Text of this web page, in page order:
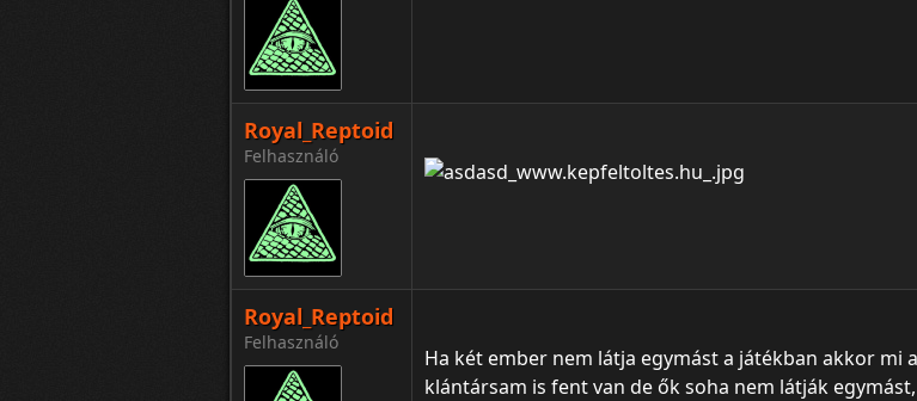
Royal_Reptoid
Felhasználó
Royal_Reptoid
Felhasználó
Ha két ember nem látja egymást a játékban akkor mi
klántársam is fent van de ők soha nem látják